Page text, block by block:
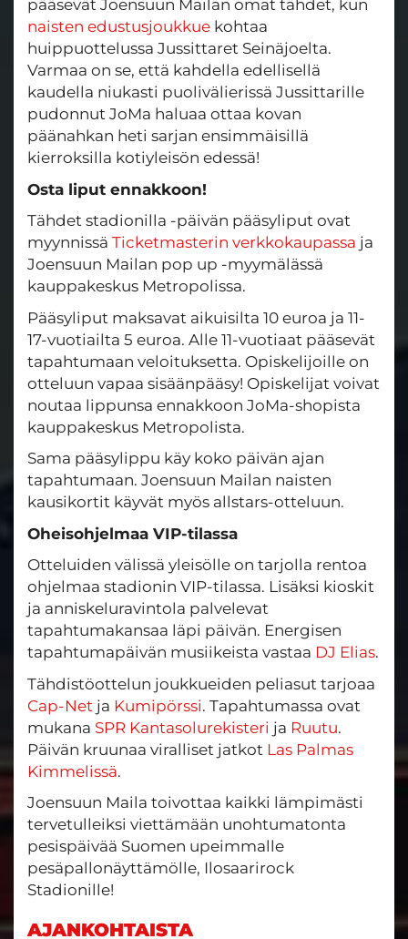
pääsevät Joensuun Mailan omat tähdet, kun
naisten edustusjoukkue kohtaa
huippuottelussa Jussittaret Seinäjoelta.
Varmaa on se, että kahdella edellisellä
kaudella niukasti puolivälierissä Jussittarille
pudonnut JoMa haluaa ottaa kovan
päänahkan heti sarjan ensimmäisillä
kierroksilla kotiyleisön edessä!
Osta liput ennakkoon!
Tähdet stadionilla -päivän pääsyliput ovat
myynnissä Ticketmasterin verkkokaupassa ja
Joensuun Mailan pop up -myymälässä
kauppakeskus Metropolissa.
Pääsyliput maksavat aikuisilta 10 euroa ja 11-
17-vuotiailta 5 euroa. Alle 11-vuotiaat pääsevät
tapahtumaan veloituksetta. Opiskelijoille on
otteluun vapaa sisäänpääsy! Opiskelijat voivat
noutaa lippunsa ennakkoon JoMa-shopista
kauppakeskus Metropolista.
Sama pääsylippu käy koko päivän ajan
tapahtumaan. Joensuun Mailan naisten
kausikortit käyvät myös allstars-otteluun.
Oheisohjelmaa VIP-tilassa
Otteluiden välissä yleisölle on tarjolla rentoa
ohjelmaa stadionin VIP-tilassa. Lisäksi kioskit
ja anniskeluravintola palvelevat
tapahtumakansaa läpi päivän. Energisen
tapahtumapäivän musiikeista vastaa DJ Elias.
Tähdistöottelun joukkueiden peliasut tarjoaa
Cap-Net ja Kumipörssi. Tapahtumassa ovat
mukana SPR Kantasolurekisteri ja Ruutu.
Päivän kruunaa viralliset jatkot Las Palmas
Kimmelissä.
Joensuun Maila toivottaa kaikki lämpimästi
tervetulleiksi viettämään unohtumatonta
pesispäivää Suomen upeimmalle
pesäpallonäyttämölle, Ilosaarirock
Stadionille!
AJANKOHTAISTA